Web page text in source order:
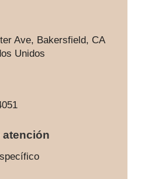
Ave, Bakersfield, CA
Unidos
atención